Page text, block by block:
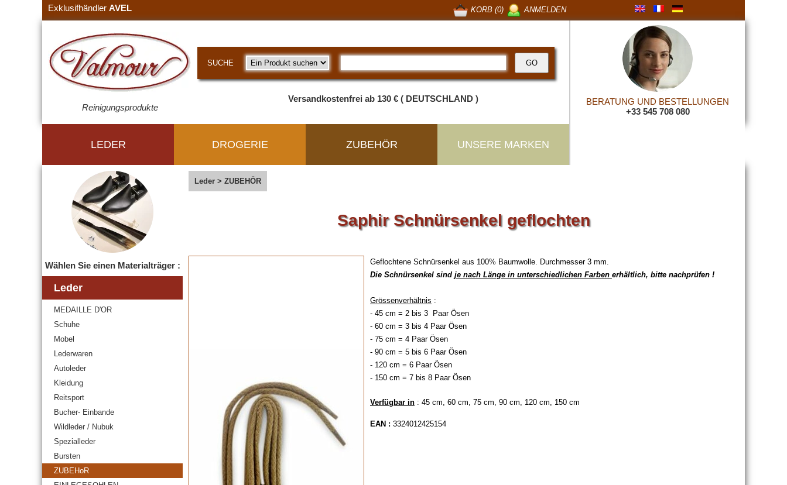
Exklusifhändler AVEL ANMELDEN
KORB (0)
Reinigungsprodukte
SUCHE
Versandkostenfrei ab 130 € ( DEUTSCHLAND )
BERATUNG UND BESTELLUNGEN
+33 545 708 080
LEDER DROGERIE ZUBEHÖR UNSERE MARKEN
Wählen Sie einen Materialträger :
Leder
MEDAILLE D'OR
Schuhe
Mobel
Lederwaren
Autoleder
Kleidung
Reitsport
Bucher- Einbande
Wildleder / Nubuk
Spezialleder
Bursten
ZUBEHoR
Leder > ZUBEHÖR
Saphir Schnürsenkel geflochten
Geflochtene Schnürsenkel aus 100% Baumwolle. Durchmesser 3 mm.
Die Schnürsenkel sind je nach Länge in unterschiedlichen Farben erhältlich, bitte nachprüfen !
Grössenverhältnis :
- 45 cm = 2 bis 3 Paar Ösen
- 60 cm = 3 bis 4 Paar Ösen
- 75 cm = 4 Paar Ösen
- 90 cm = 5 bis 6 Paar Ösen
- 120 cm = 6 Paar Ösen
- 150 cm = 7 bis 8 Paar Ösen
Verfügbar in : 45 cm, 60 cm, 75 cm, 90 cm, 120 cm, 150 cm
EAN : 3324012425154